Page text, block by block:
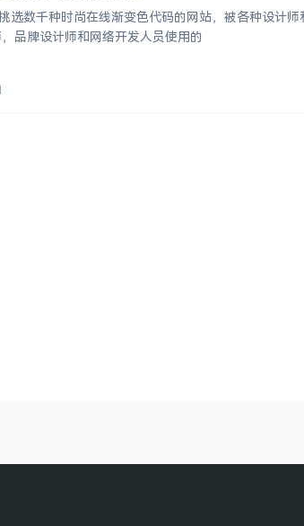
数千种时尚在线渐变色代码的网站，被各种设计
品牌设计师和网络开发人员使用的